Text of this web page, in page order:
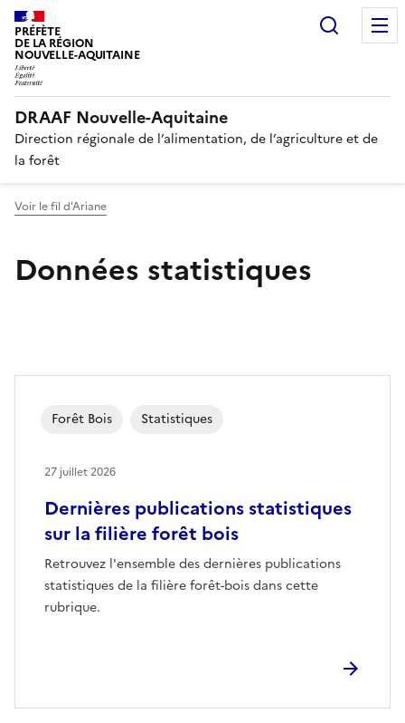
PRÉFÈTE
DE LA RÉGION
NOUVELLE-AQUITAINE
DRAAF Nouvelle-Aquitaine
Direction régionale de l’alimentation, de l’agriculture et de
la forêt
Voir le fil d'Ariane
Données statistiques
Dernières publications statistiques
sur la filière forêt bois
Retrouvez l'ensemble des dernières publications
statistiques de la filière forêt-bois dans cette
rubrique.
Forêt Bois Statistiques
27 juillet 2026